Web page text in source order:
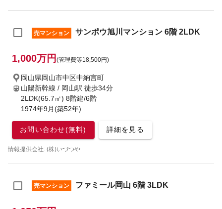
売マンション サンポウ旭川マンション 6階 2LDK
1,000万円 (管理費等18,500円)
岡山県岡山市中区中納言町
山陽新幹線 / 岡山駅 徒歩34分
2LDK(65.7㎡) 8階建/6階
1974年9月(築52年)
お問い合わせ(無料) 詳細を見る
情報提供会社: (株)いづつや
売マンション ファミール岡山 6階 3LDK